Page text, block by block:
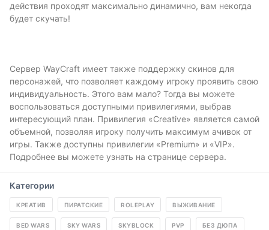
действия проходят максимально динамично, вам некогда
будет скучать!
Сервер WayCraft имеет также поддержку скинов для
персонажей, что позволяет каждому игроку проявить свою
индивидуальность. Этого вам мало? Тогда вы можете
воспользоваться доступными привилегиями, выбрав
интересующий план. Привилегия «Creative» является самой
объемной, позволяя игроку получить максимум ачивок от
игры. Также доступны привилегии «Premium» и «VIP».
Подробнее вы можете узнать на странице сервера.
Категории
КРЕАТИВ ПИРАТСКИЕ ROLEPLAY ВЫЖИВАНИЕ
BED WARS SKY WARS SKYBLOCK PVP БЕЗ ДЮПА